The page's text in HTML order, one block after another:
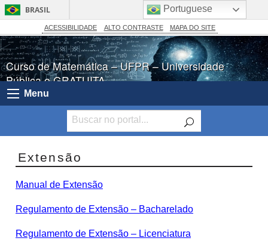
BRASIL
Simplifique!
Comunica BR
Participe
Acesso à informação
Canais
ACESSIBILIDADE ALTO CONTRASTE MAPA DO SITE
Curso de Matemática – UFPR – Universidade
Pública e GRATUITA
Menu
Extensão
Manual de Extensão
Regulamento de Extensão – Bacharelado
Regulamento de Extensão – Licenciatura
Portuguese